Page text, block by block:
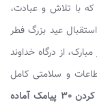
با تلاش و عبادت،
عید بزرگ فطر
از درگاه خداوند
و سلامتی کامل
لیست کردن 30 پیامک آماده